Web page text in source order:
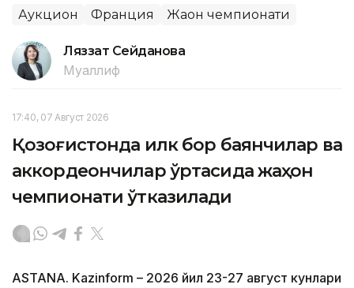
Аукцион Франция Жаҳон чемпионати
Ляззат Сейданова
Муаллиф
17:40, 07 Август 2026
Қозоғистонда илк бор баянчилар ва
аккордеончилар ўртасида жаҳон
чемпионати ўтказилади
ASTANA. Kazinform – 2026 йил 23-27 август кунлари